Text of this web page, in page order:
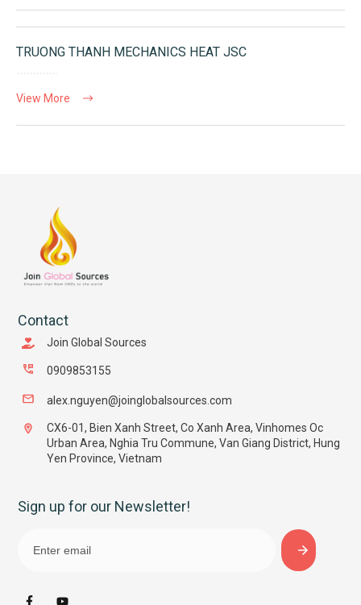
TRUONG THANH MECHANICS HEAT JSC
View More
Contact
Join Global Sources
0909853155
alex.nguyen@joinglobalsources.com
CX6-01, Bien Xanh Street, Co Xanh Area, Vinhomes Oc
Urban Area, Nghia Tru Commune, Van Giang District, Hung
Yen Province, Vietnam
Sign up for our Newsletter!